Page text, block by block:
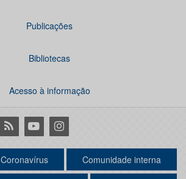
Publicações
Bibliotecas
Acesso à informação
RSS YoutubeInstagram
Coronavírus Comunidade interna